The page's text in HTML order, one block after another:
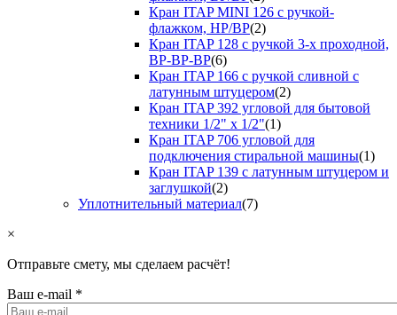
Кран ITAP MINI 126 с ручкой-
флажком, НР/ВР(2)
Кран ITAP 128 с ручкой 3-х проходной,
ВР-ВР-ВР(6)
Кран ITAP 166 с ручкой сливной с
латунным штуцером(2)
Кран ITAP 392 угловой для бытовой
техники 1/2" х 1/2"(1)
Кран ITAP 706 угловой для
подключения стиральной машины(1)
Кран ITAP 139 с латунным штуцером и
заглушкой(2)
Уплотнительный материал(7)
×
Отправьте смету, мы сделаем расчёт!
Ваш e-mail *